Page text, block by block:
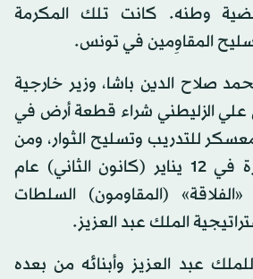
وطنه. كانت تلك المكرمة
المقاوِمين في تونس.
صلاح الدين باشا، وزير خارجية
علي الزليطني شراء قطعة أرض في
للتدريب وتسليح الثوار، ومن
هناك انطلقت الثورة في 12 يناير (كانون الثاني) عام
«الفلاقة» (المقاومون) السلطات
الملك عبد العزيز.
عبد العزيز وأبنائه من بعده